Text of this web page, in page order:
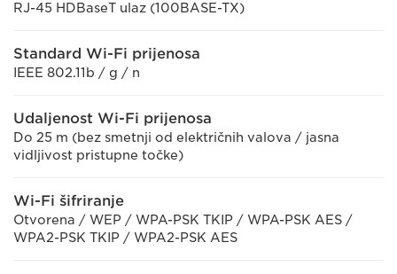
RJ-45 HDBaseT ulaz (100BASE-TX)
Standard Wi-Fi prijenosa
IEEE 802.11b / g / n
Udaljenost Wi-Fi prijenosa
Do 25 m (bez smetnji od električnih valova / jasna
vidljivost pristupne točke)
Wi-Fi šifriranje
Otvorena / WEP / WPA-PSK TKIP / WPA-PSK AES /
WPA2-PSK TKIP / WPA2-PSK AES